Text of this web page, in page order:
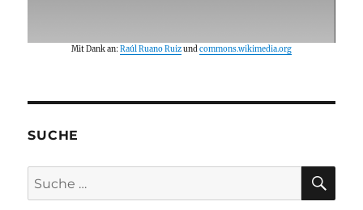
Mit Dank an:Raúl Ruano Ruizundcommons.wikimedia.org
SUCHE
Suche
nach: